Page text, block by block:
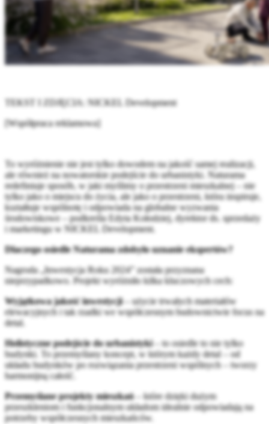
TEKST I ZDJĘCIA: NICKEL Development
[Współpraca reklamowa]
To wyróżnienie nie jest tylko dowodem na jakość samej realizacji,
ale również na nowatorskie podejście do urbanistyki. Naturama
redefiniuje sposób, w jaki myślimy o przestrzeni mieszkalnej – nie
tylko jako o miejscu do życia, ale jako o przestrzeni, która inspiruje,
kształtuje wspólnotę i odpowiada na globalne wyzwania
środowiskowe – podkreśla Edyta Kołodziej, dyrektor ds. sprzedaży
i marketingu w NICKEL Development.
Dlaczego osiedle Naturama zdobyło uznanie ekspertów?
Nagroda „Inwestycja Roku 2024” została przyznana
nieprzypadkowo. Projekt wyróżniło kilka kluczowych cech:
Wyjątkowa jakość inwestycji – użycie trwałych materiałów
elewacyjnych i tak rzadki we współczesnym budownictwie focus na
detal.
Holistyczne podejście do urbanistyki– to osiedle to nie tylko
budynki. To przemyślany koncept, w którym każdy detal – od
układu budynków po rozwiązania przestrzeni wspólnych – tworzy
harmonijną całość.
Przemyślane projekty mieszkań – które dzięki dużym
przeszkleniom i funkcjonalnym układom idealnie odpowiadają na
potrzeby współczesnych mieszkańców.